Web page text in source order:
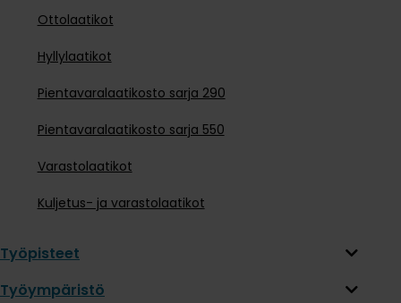
Ottolaatikot
Hyllylaatikot
Pientavaralaatikosto sarja 290
Pientavaralaatikosto sarja 550
Varastolaatikot
Kuljetus- ja varastolaatikot
Työpisteet
Työympäristö